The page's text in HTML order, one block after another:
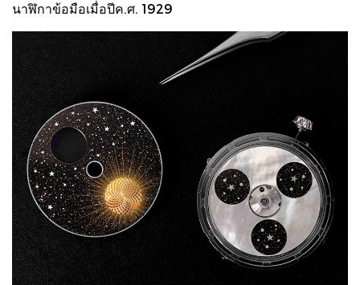
นาฬิกาข้อมือเมื่อปีค.ศ. 1929